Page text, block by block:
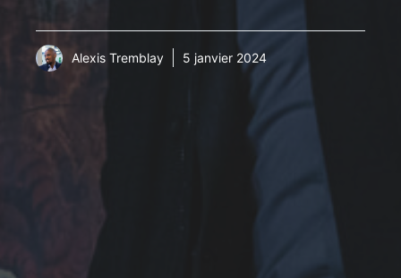
Alexis Tremblay 5 janvier 2024